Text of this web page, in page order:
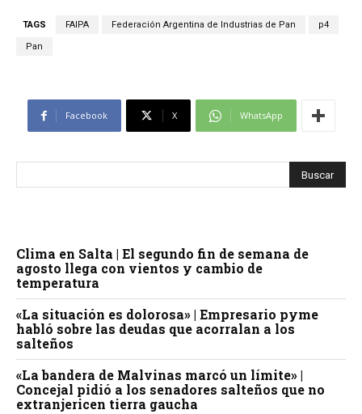
TAGS FAIPA Federación Argentina de Industrias de Pan p4
Pan
Facebook X WhatsApp
Clima en Salta | El segundo fin de semana de
agosto llega con vientos y cambio de
temperatura
«La situación es dolorosa» | Empresario pyme
habló sobre las deudas que acorralan a los
salteños
«La bandera de Malvinas marcó un límite» |
Concejal pidió a los senadores salteños que no
extranjericen tierra gaucha